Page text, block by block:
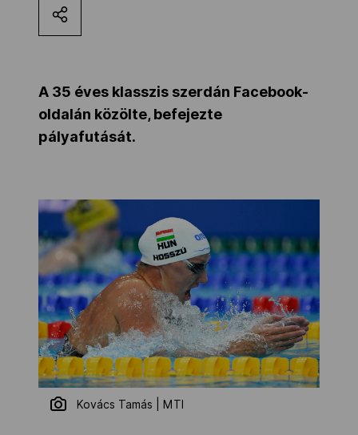
Társszervezetek
Adatbank
A 35 éves klasszis szerdán Facebook-
oldalán közölte, befejezte
pályafutását.
Kovács Tamás | MTI